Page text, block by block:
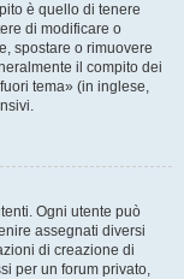
è quello di tenere
di modificare o
spostare o rimuovere
il compito dei
tema» (in inglese,
Ogni utente può
assegnati diversi
di creazione di
per un forum privato,